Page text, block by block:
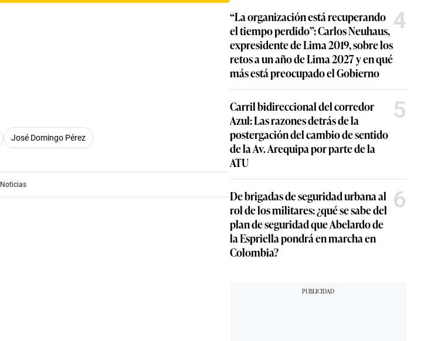
José Domingo Pérez
Noticias
“La organización está recuperando
el tiempo perdido”: Carlos Neuhaus,
expresidente de Lima 2019, sobre los
retos a un año de Lima 2027 y en qué
más está preocupado el Gobierno
4
Carril bidireccional del corredor
Azul: Las razones detrás de la
postergación del cambio de sentido
de la Av. Arequipa por parte de la
ATU
5
De brigadas de seguridad urbana al
rol de los militares: ¿qué se sabe del
plan de seguridad que Abelardo de
la Espriella pondrá en marcha en
Colombia?
6